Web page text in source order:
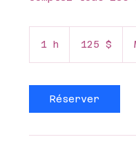
1 h 125 $
Réserver